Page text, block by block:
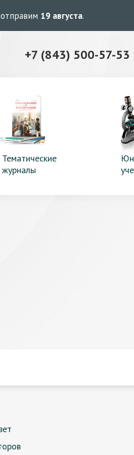
19 августа.
+7 (843) 500-57-53
Тематические
журналы